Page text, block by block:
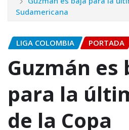
Sudamericana
LIGA COLOMBIA PORTADA
Guzmán es
para la
de la Copa